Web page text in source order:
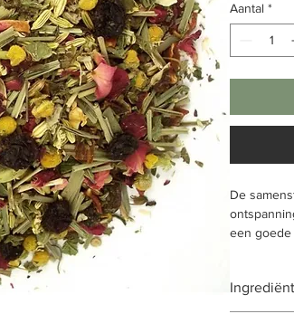
Aantal *
De
een goede